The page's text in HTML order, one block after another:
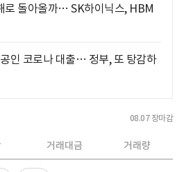
로 돌아올까… SK하이닉스, HBM
인 코로나 대출… 정부, 또 탕감하
08.07 장마감
거래대금 거래량